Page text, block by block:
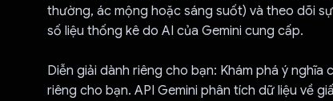
thường, ác mộng hoặc sáng suốt) và theo dõi
số liệu thống kê do AI của Gemini cung cấp.
Diễn giải dành riêng cho bạn: Khám phá ý
riêng cho bạn. API Gemini phân tích dữ liệu về